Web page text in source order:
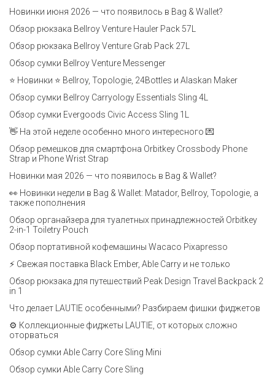
Новинки июня 2026 — что появилось в Bag & Wallet?
Обзор рюкзака Bellroy Venture Hauler Pack 57L
Обзор рюкзака Bellroy Venture Grab Pack 27L
Обзор сумки Bellroy Venture Messenger
⭐ Новинки ⭐ Bellroy, Topologie, 24Bottles и Alaskan Maker
Обзор сумки Bellroy Carryology Essentials Sling 4L
Обзор сумки Evergoods Civic Access Sling 1L
👋 На этой неделе особенно много интересного 💌
Обзор ремешков для смартфона Orbitkey Crossbody Phone
Strap и Phone Wrist Strap
Новинки мая 2026 — что появилось в Bag & Wallet?
👀 Новинки недели в Bag & Wallet: Matador, Bellroy, Topologie, а
также пополнения
Обзор органайзера для туалетных принадлежностей Orbitkey
2-in-1 Toiletry Pouch
Обзор портативной кофемашины Wacaco Pixapresso
⚡ Свежая поставка Black Ember, Able Carry и не только
Обзор рюкзака для путешествий Peak Design Travel Backpack 2
in 1
Что делает LAUTIE особенными? Разбираем фишки фиджетов
⚙️ Коллекционные фиджеты LAUTIE, от которых сложно
оторваться
Обзор сумки Able Carry Core Sling Mini
Обзор сумки Able Carry Core Sling